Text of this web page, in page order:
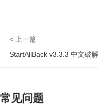
< 上一篇
StartAllBack v3.3.3 中文破
常见问题